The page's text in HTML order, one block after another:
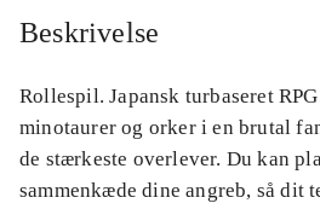
Beskrivelse
Rollespil. Japansk turbaseret
minotaurer og orker i en brutal
de stærkeste overlever. Du kan
sammenkæde dine angreb, så dit